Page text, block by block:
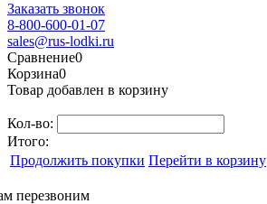
Заказать звонок
8-800-600-01-07
sales@rus-lodki.ru
Сравнение0
Корзина0
Товар добавлен в корзину
Кол-во:
Итого:
Продолжить покупки Перейти в корзину
перезвоним